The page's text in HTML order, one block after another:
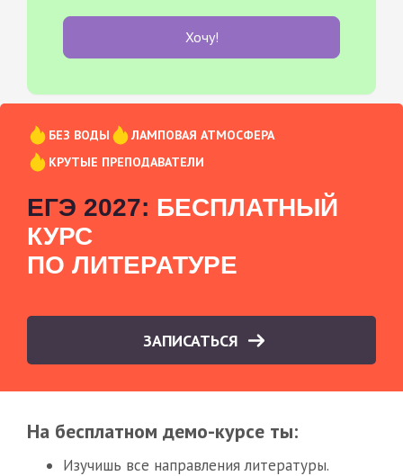
Хочу!
БЕЗ ВОДЫ
ЛАМПОВАЯ АТМОСФЕРА
КРУТЫЕ ПРЕПОДАВАТЕЛИ
ЕГЭ 2027: БЕСПЛАТНЫЙ
КУРС
ПО ЛИТЕРАТУРЕ
ЗАПИСАТЬСЯ
На бесплатном демо-курсе ты:
Изучишь все направления литературы.